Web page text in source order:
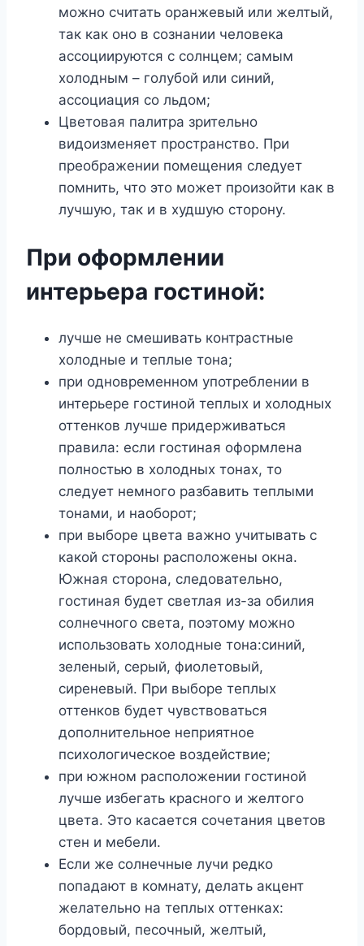
можно считать оранжевый или желтый,
так как оно в сознании человека
ассоциируются с солнцем; самым
холодным – голубой или синий,
ассоциация со льдом;
Цветовая палитра зрительно
видоизменяет пространство. При
преображении помещения следует
помнить, что это может произойти как в
лучшую, так и в худшую сторону.
При оформлении
интерьера гостиной:
лучше не смешивать контрастные
холодные и теплые тона;
при одновременном употреблении в
интерьере гостиной теплых и холодных
оттенков лучше придерживаться
правила: если гостиная оформлена
полностью в холодных тонах, то
следует немного разбавить теплыми
тонами, и наоборот;
при выборе цвета важно учитывать с
какой стороны расположены окна.
Южная сторона, следовательно,
гостиная будет светлая из-за обилия
солнечного света, поэтому можно
использовать холодные тона:синий,
зеленый, серый, фиолетовый,
сиреневый. При выборе теплых
оттенков будет чувствоваться
дополнительное неприятное
психологическое воздействие;
при южном расположении гостиной
лучше избегать красного и желтого
цвета. Это касается сочетания цветов
стен и мебели.
Если же солнечные лучи редко
попадают в комнату, делать акцент
желательно на теплых оттенках:
бордовый, песочный, желтый,